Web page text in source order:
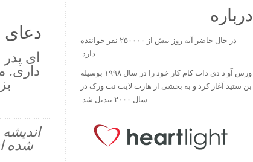
اى
دارى.
شده
درباره
در حال حاضر آیه روز بیش از ۲۵۰۰۰۰ نفر خواننده
دارد.
ورس آو ذ دی دات کام کار خود را در سال ۱۹۹۸ بوسیله
بن ستید آغاز کرد و به بخشی از هارت لایت نت ورک در
سال ۲۰۰۰ تبدیل شد.